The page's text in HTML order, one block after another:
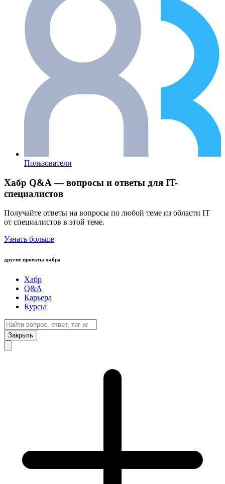
Пользователи
Хабр Q&A — вопросы и ответы для IT-
специалистов
Получайте ответы на вопросы по любой теме из области IT
от специалистов в этой теме.
Узнать больше
другие проекты хабра
Хабр
Q&A
Карьера
Курсы
Закрыть